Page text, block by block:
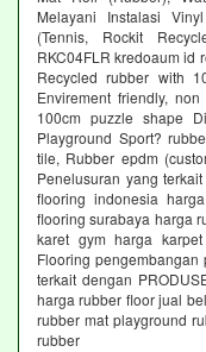
Melayani Instalasi
(Tennis, Rockit
RKC04FLR kredoaum id
Recycled rubber with
Envirement friendly,
100cm puzzle shape
Playground Sport?
tile, Rubber epdm
Penelusuran yang
flooring indonesia
flooring surabaya harga
karet gym harga
Flooring
terkait dengan
harga rubber floor jual
rubber mat playground
rubber